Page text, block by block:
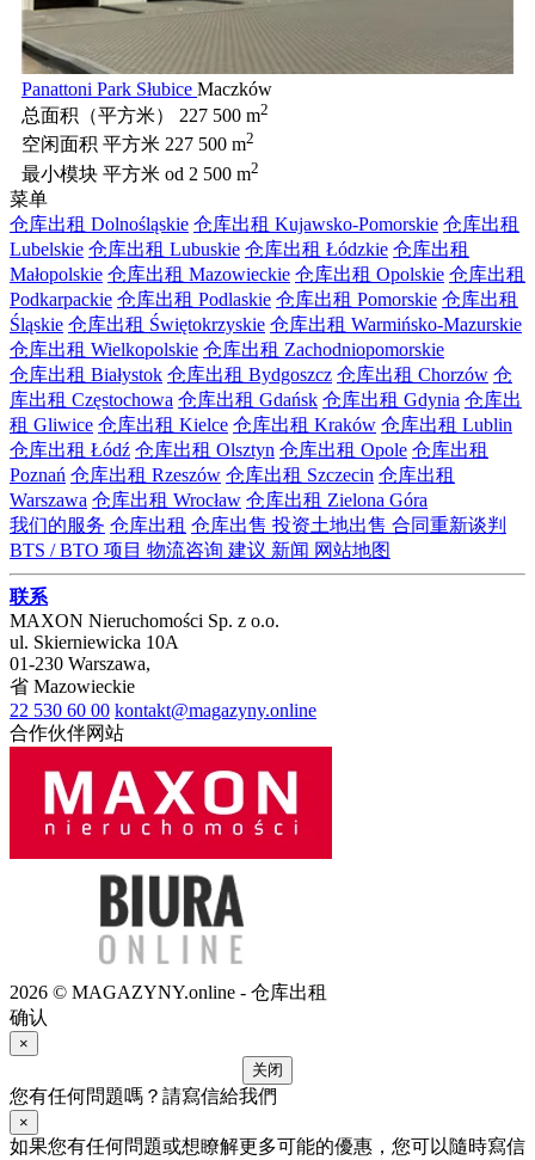
Panattoni Park Słubice Maczków
总面积（平方米）
227 500 m2
空闲面积 平方米 227 500 m2
最小模块 平方米 od 2 500 m2
菜单
仓库出租 Dolnośląskie 仓库出租 Kujawsko-Pomorskie 仓库出租
Lubelskie 仓库出租 Lubuskie 仓库出租 Łódzkie 仓库出租
Małopolskie 仓库出租 Mazowieckie 仓库出租 Opolskie 仓库出租
Podkarpackie 仓库出租 Podlaskie 仓库出租 Pomorskie 仓库出租
Śląskie 仓库出租 Świętokrzyskie 仓库出租 Warmińsko-Mazurskie
仓库出租 Wielkopolskie 仓库出租 Zachodniopomorskie
仓库出租 Białystok 仓库出租 Bydgoszcz 仓库出租 Chorzów 仓
库出租 Częstochowa 仓库出租 Gdańsk 仓库出租 Gdynia 仓库出
租 Gliwice 仓库出租 Kielce 仓库出租 Kraków 仓库出租 Lublin
仓库出租 Łódź 仓库出租 Olsztyn 仓库出租 Opole 仓库出租
Poznań 仓库出租 Rzeszów 仓库出租 Szczecin 仓库出租
Warszawa 仓库出租 Wrocław 仓库出租 Zielona Góra
我们的服务 仓库出租 仓库出售 投资土地出售 合同重新谈判
BTS / BTO 项目 物流咨询 建议 新闻 网站地图
联系
MAXON Nieruchomości Sp. z o.o.
ul. Skierniewicka 10A
01-230 Warszawa,
省 Mazowieckie
22 530 60 00 kontakt@magazyny.online
合作伙伴网站
2026 © MAGAZYNY.online - 仓库出租
确认
×
关闭
您有任何問題嗎？請寫信給我們
×
如果您有任何問題或想瞭解更多可能的優惠，您可以隨時寫信